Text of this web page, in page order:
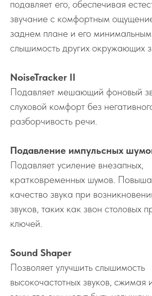
подавляет его, обеспечивая
звучание с комфортным
заднем плане и его
слышимость других окружающих
NoiseTracker II
Подавляет мешающий фоновый
слуховой комфорт без
разборчивость речи.
Подавление импульсных
Подавляет усиление внезапных,
кратковременных шумов.
качество звука при
звуков, таких как звон столовых
ключей.
Sound Shaper
Позволяет улучшить слышимость
высокочастотных звуков, сжимая